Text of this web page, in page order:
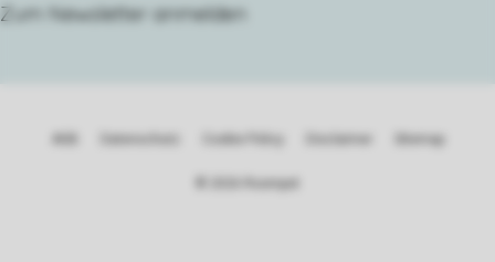
Zum Newsletter anmelden